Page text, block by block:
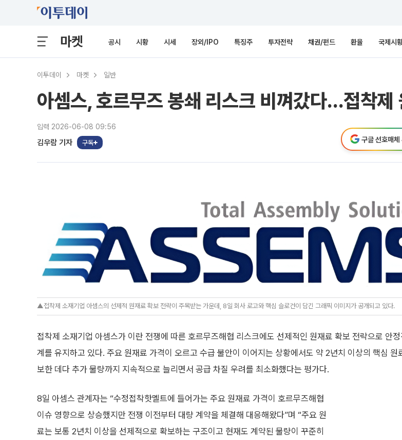
마켓 공시 시황 시세 장외/IPO 특징주 투자전략 채권/펀드 환율 국제시
이투데이 마켓 일반
아셈스, 호르무즈 봉쇄 리스크 비껴갔다…접착제
입력 2026-06-08 09:56
김우람 기자 구독 구글 선호매체
▲접착제 소재기업 아셈스의 선제적 원재료 확보 전략이 주목받는 가운데, 8일 회사 로고와 핵심 슬로건이 담긴 그래픽 이미지가 공개되고 있다.
접착제 소재기업 아셈스가 이란 전쟁에 따른 호르무즈해협 리스크에도 선제적인 원재료 확보 전략으로 안정
계를 유지하고 있다. 주요 원재료 가격이 오르고 수급 불안이 이어지는 상황에서도 약 2년치 이상의 핵심 원
보한 데다 추가 물량까지 지속적으로 늘리면서 공급 차질 우려를 최소화했다는 평가다.
8일 아셈스 관계자는 “수정접착핫멜트에 들어가는 주요 원재료 가격이 호르무즈해협
이슈 영향으로 상승했지만 전쟁 이전부터 대량 계약을 체결해 대응해왔다”며 “주요 원
료는 보통 2년치 이상을 선제적으로 확보하는 구조이고 현재도 계약된 물량이 꾸준히